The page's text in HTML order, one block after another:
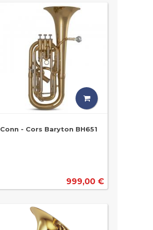
Conn - Cors Baryton BH651
999,00 €